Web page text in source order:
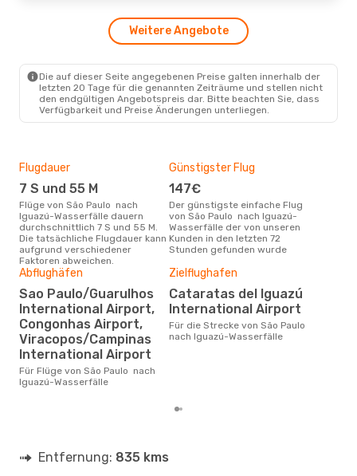
- Do., 27. Aug.
SAO- IGR
Aerolineas Argentinas
1 Zwischenstopp
IGR- SAO
Weitere Angebote
Die auf dieser Seite angegebenen Preise galten innerhalb der
letzten 20 Tage für die genannten Zeiträume und stellen nicht
den endgültigen Angebotspreis dar. Bitte beachten Sie, dass
Verfügbarkeit und Preise Änderungen unterliegen.
Flugdauer
7 S und 55 M
Flüge von São Paulo nach
Iguazú-Wasserfälle dauern
durchschnittlich 7 S und 55 M.
Die tatsächliche Flugdauer kann
aufgrund verschiedener
Faktoren abweichen.
Günstigster Flug
147€
Der günstigste einfache Flug
von São Paulo nach Iguazú-
Wasserfälle der von unseren
Kunden in den letzten 72
Stunden gefunden wurde
Abflughäfen
Sao Paulo/Guarulhos
International Airport,
Congonhas Airport,
Viracopos/Campinas
International Airport
Für Flüge von São Paulo nach
Iguazú-Wasserfälle
Zielflughafen
Cataratas del Iguazú
International Airport
Für die Strecke von São Paulo
nach Iguazú-Wasserfälle
Entfernung: 835 kms